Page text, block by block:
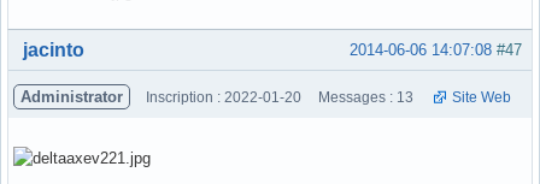
Hors ligne #47
2014-06-06 14:07:08
jacinto
Administrator Inscription : 2022-01-20 Messages : 13 Site Web